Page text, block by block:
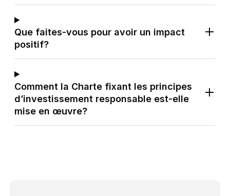
Que faites-vous pour avoir un impact
positif?
Comment la Charte fixant les principes
d’investissement responsable est-elle
mise en œuvre?